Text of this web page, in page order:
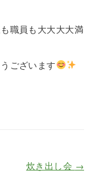
職員も大大大大満
ございます
炊き出し会 →